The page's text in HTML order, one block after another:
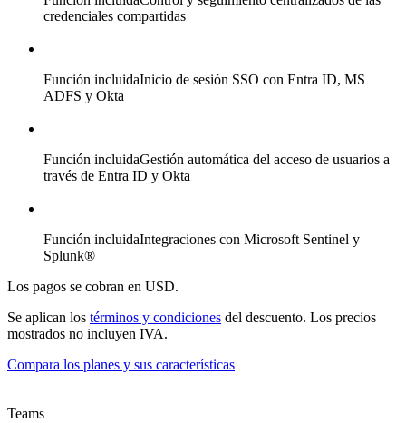
credenciales compartidas
Función incluidaInicio de sesión SSO con Entra ID, MS
ADFS y Okta
Función incluidaGestión automática del acceso de usuarios a
través de Entra ID y Okta
Función incluidaIntegraciones con Microsoft Sentinel y
Splunk®
Los pagos se cobran en USD.
Se aplican los términos y condiciones del descuento. Los precios
mostrados no incluyen IVA.
Compara los planes y sus características
Teams